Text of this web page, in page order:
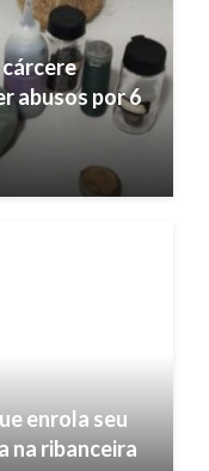
cárcere
abusos por 6
enrola seu
na ribanceira